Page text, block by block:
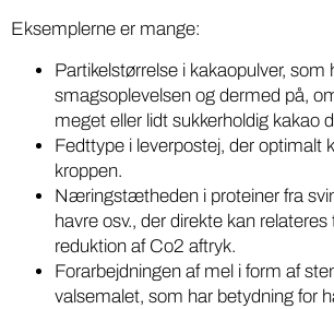
Eksemplerne er mange:
Partikelstørrelse i kakaopulver, som
smagsoplevelsen og dermed på,
meget eller lidt sukkerholdig kakao
Fedttype i leverpostej, der optimalt
kroppen.
Næringstætheden i proteiner fra
havre osv., der direkte kan relateres
reduktion af Co2 aftryk.
Forarbejdningen af mel i form af
valsemalet, som har betydning for